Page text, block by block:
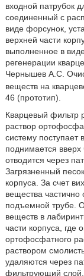
входной патрубок
соединенный с
виде форсунок,
верхней части
выполненное в
регенерации
Чернышев А.С.
веществ на
46 (прототип).
Кварцевый
раствор
систему поступает
поднимается
отводится через
Загрязненный
корпуса. За счет
вещества
подъемной трубе.
веществ в
части корпуса, где
ортофосфатного
раствором
удаляются через
фильтрующий слой.